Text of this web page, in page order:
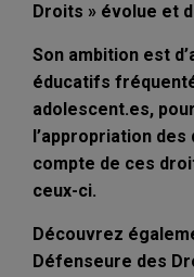
Droits » évolue et
Son ambition est
éducatifs
adolescent.es,
l’appropriation
compte de ces
ceux-ci.
Découvrez
Défenseure des